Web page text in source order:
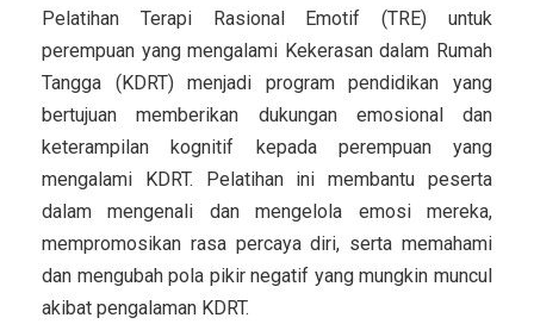
Pelatihan Terapi Rasional Emotif (TRE) untuk
perempuan yang mengalami Kekerasan dalam Rumah
Tangga (KDRT) menjadi program pendidikan yang
bertujuan memberikan dukungan emosional dan
keterampilan kognitif kepada perempuan yang
mengalami KDRT. Pelatihan ini membantu peserta
dalam mengenali dan mengelola emosi mereka,
mempromosikan rasa percaya diri, serta memahami
dan mengubah pola pikir negatif yang mungkin muncul
akibat pengalaman KDRT.